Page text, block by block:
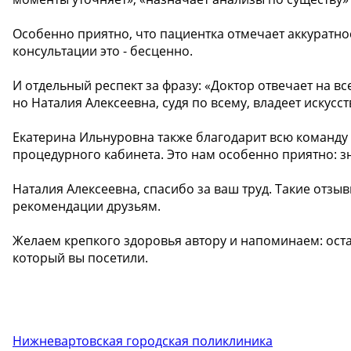
Особенно приятно, что пациентка отмечает
консультации это - бесценно.
И отдельный респект за фразу: «Доктор отвечает на
но Наталия Алексеевна, судя по всему, владеет
Екатерина Ильнуровна также благодарит всю
процедурного кабинета. Это нам особенно приятно:
Наталия Алексеевна, спасибо за ваш труд. Такие
рекомендации друзьям.
Желаем крепкого здоровья автору и напоминаем:
который вы посетили. ️
Нижневартовская городская поликлиника